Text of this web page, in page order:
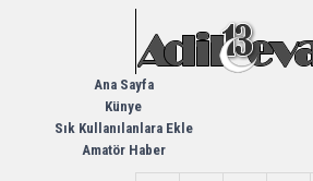
Ana Sayfa
Künye
Sık Kullanılanlara Ekle
Amatör Haber